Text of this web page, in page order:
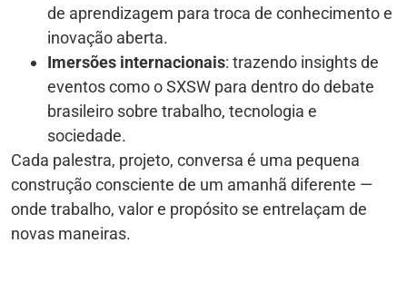
de aprendizagem para troca de conhecimento e
inovação aberta.
Imersões internacionais: trazendo insights de
eventos como o SXSW para dentro do debate
brasileiro sobre trabalho, tecnologia e
sociedade.
Cada palestra, projeto, conversa é uma pequena
construção consciente de um amanhã diferente —
onde trabalho, valor e propósito se entrelaçam de
novas maneiras.